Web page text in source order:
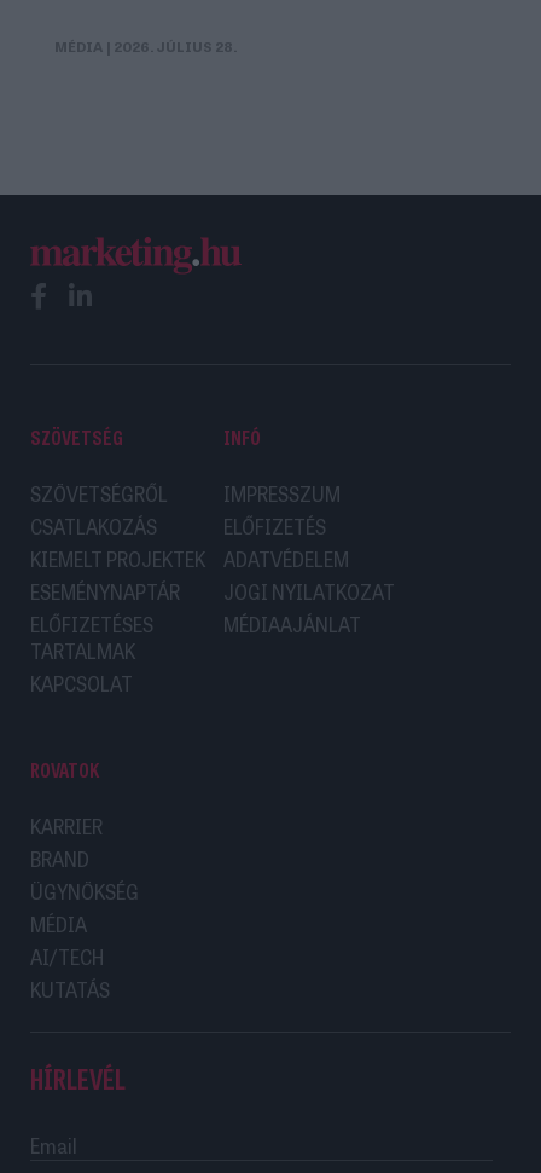
MÉDIA | 2026. JÚLIUS 28.
SZÖVETSÉG
SZÖVETSÉGRŐL
CSATLAKOZÁS
KIEMELT PROJEKTEK
ESEMÉNYNAPTÁR
ELŐFIZETÉSES
TARTALMAK
KAPCSOLAT
INFÓ
IMPRESSZUM
ELŐFIZETÉS
ADATVÉDELEM
JOGI NYILATKOZAT
MÉDIAAJÁNLAT
ROVATOK
KARRIER
BRAND
ÜGYNÖKSÉG
MÉDIA
AI/TECH
KUTATÁS
HÍRLEVÉL